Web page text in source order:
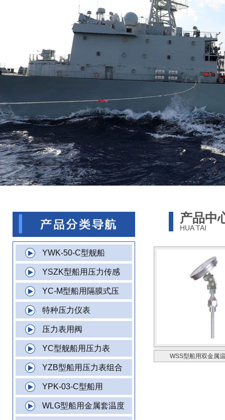
YWK-50-C型舰船
YSZK型船用压力传感
YC-M型船用隔膜式压
特种压力仪表
压力表用阀
YC型舰船用压力表
YZB型船用压力表组合
YPK-03-C型船用
WLG型船用金属套温度
产品中
HUA TAI
WSS型船用双金属